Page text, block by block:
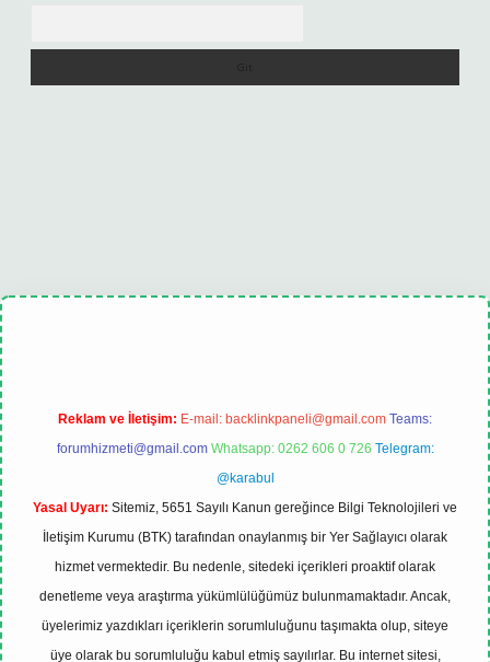
Reklam ve İletişim: E-mail: backlinkpaneli@gmail.com Teams:
forumhizmeti@gmail.com Whatsapp: 0262 606 0 726 Telegram:
@karabul
Yasal Uyarı: Sitemiz, 5651 Sayılı Kanun gereğince Bilgi Teknolojileri ve
İletişim Kurumu (BTK) tarafından onaylanmış bir Yer Sağlayıcı olarak
hizmet vermektedir. Bu nedenle, sitedeki içerikleri proaktif olarak
denetleme veya araştırma yükümlülüğümüz bulunmamaktadır. Ancak,
üyelerimiz yazdıkları içeriklerin sorumluluğunu taşımakta olup, siteye
üye olarak bu sorumluluğu kabul etmiş sayılırlar. Bu internet sitesi,